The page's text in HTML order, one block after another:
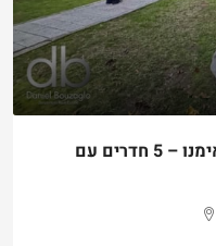
קוטג’ עליון למכירה ברחוב רחל אימנו – 5 חדרים עם